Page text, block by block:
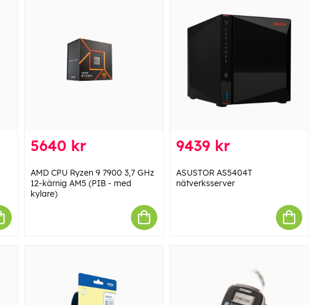
5640 kr
AMD CPU Ryzen 9 7900 3,7 GHz
12-kärnig AM5 (PIB - med
kylare)
9439 kr
ASUSTOR AS5404T
nätverksserver